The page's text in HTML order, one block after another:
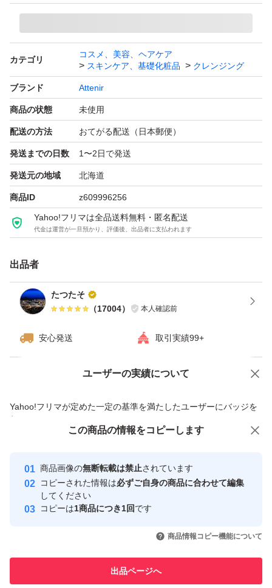
能です。ご購入前にコメントいただければ対応させていた
だきます。
※新品未使用ではございますが、購入時より擦り傷などが
ある場合がございますので、ご了承のうえご購入頂きます
ようお願い申し上げます。
商品の説明
本物志向の芳醇なローズの香りをご体感いただけます。
トップは本物のダマスクローズの花々から匂い立っている
ようなみずみずしい華やかさがありながら、奥行きのある
王道のローズの香りが続きます。
ールをケアし、明るくなめらかな肌に洗い上げます。
厳選された8種の美容オイルが上質な肌へと導く極上の高
機能オイルクレンジング
●くすみケア:従来の「肌ステインケア」に加え、エイジン
「ククイナッツオイル」「ホホバオイル」がくすみ・ごわ
●浸透ケア:フリーズ角質ケアにより、肌をやわらかくほぐ
してなめらかにし、スキンケアの浸透を高めます。
●肌のうるおい・やわらか肌ケア:細胞間脂質の構成成分で
合。肌のバリア機能を補い、上質なうるおいを与え、やわ
らかくなめらかな仕上がりに。
●毛穴ケア:毛穴に詰まった角栓を溶かし、毛穴汚れをクリ
カテゴリ
コスメ、美容、ヘアケア
スキンケア、基礎化粧品
クレンジング
ブランド Attenir
商品の状態 未使用
配送の方法 おてがる配送（日本郵便）
発送までの日数 1〜2日で発送
発送元の地域 北海道
商品ID z609996256
Yahoo!フリマは全品送料無料・匿名配送
代金は運営が一旦預かり、評価後、出品者に支払われます
出品者
たつたそ
（17004） 本人確認前
安心発送 取引実績99+
ユーザーの実績について
Yahoo!フリマが定めた一定の基準を満たしたユーザーにバッジを
付与しています
安心取引出品者
心・安全なユーザーです
取引実績
引を完了させた実績があります
での取引実績があります
価格の相談 商品への質問
この商品の情報をコピーします
商品画像の無断転載は禁止されています
コピーされた情報は必ずご自身の商品に合わせて編集
してください
コピーは1商品につき1回です
商品情報コピー機能について
出品ページへ
この商品をみている人にオススメ